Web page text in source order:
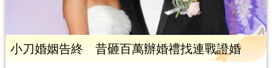
小刀婚姻告終 昔砸百萬辦婚禮找連戰證婚